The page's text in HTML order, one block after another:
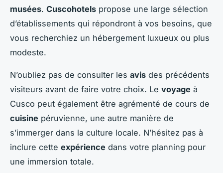
musées. Cuscohotels propose une large sélection
d’établissements qui répondront à vos besoins, que
vous recherchiez un hébergement luxueux ou plus
modeste.
N’oubliez pas de consulter les avis des précédents
visiteurs avant de faire votre choix. Le voyage à
Cusco peut également être agrémenté de cours de
cuisine péruvienne, une autre manière de
s’immerger dans la culture locale. N’hésitez pas à
inclure cette expérience dans votre planning pour
une immersion totale.